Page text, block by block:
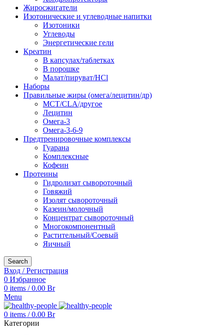
Жиросжигатели
Изотонические и углеводные напитки
Изотоники
Углеводы
Энергетические гели
Креатин
В капсулах/таблетках
В порошке
Малат/пируват/HCl
Наборы
Правильные жиры (омега/лецитин/др)
MCT/CLA/другое
Лецитин
Омега-3
Омега-3-6-9
Предтренировочные комплексы
Гуарана
Комплексные
Кофеин
Протеины
Гидролизат сывороточный
Говяжий
Изолят сывороточный
Казеин/молочный
Концентрат сывороточный
Многокомпонентный
Растительный/Соевый
Яичный
Search
Вход / Регистрация
0 Избранное
0 items / 0.00 Br
Menu
0 items / 0.00 Br
Категории